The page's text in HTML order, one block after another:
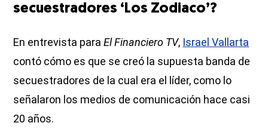
secuestradores ‘Los Zodiaco’?
En entrevista paraEl Financiero TV, Israel Vallarta
contó cómo es que se creó la supuesta banda de
secuestradores de la cual era el líder, como lo
señalaron los medios de comunicación hace casi
20 años.